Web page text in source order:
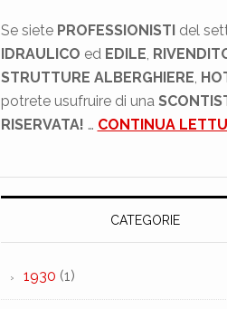
Se siete PROFESSIONISTIdel
IDRAULICO ed EDILE
STRUTTURE ALBERGHIERE
potrete usufruire di una
RISERVATA! … CONTINUA
CATEGORIE
1930 (1)